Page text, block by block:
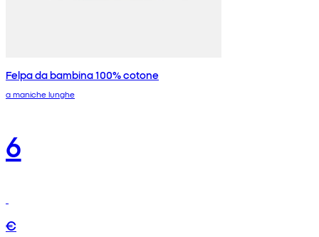
Felpa da bambina 100% cotone
a maniche lunghe
6
€